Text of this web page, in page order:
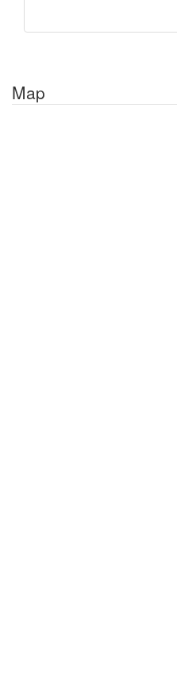
Map